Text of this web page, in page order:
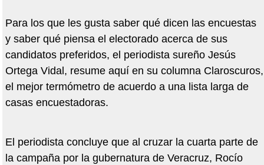
Para los que les gusta saber qué dicen las encuestas
y saber qué piensa el electorado acerca de sus
candidatos preferidos, el periodista sureño Jesús
Ortega Vidal, resume aquí en su columna Claroscuros,
el mejor termómetro de acuerdo a una lista larga de
casas encuestadoras.
El periodista concluye que al cruzar la cuarta parte de
la campaña por la gubernatura de Veracruz, Rocío